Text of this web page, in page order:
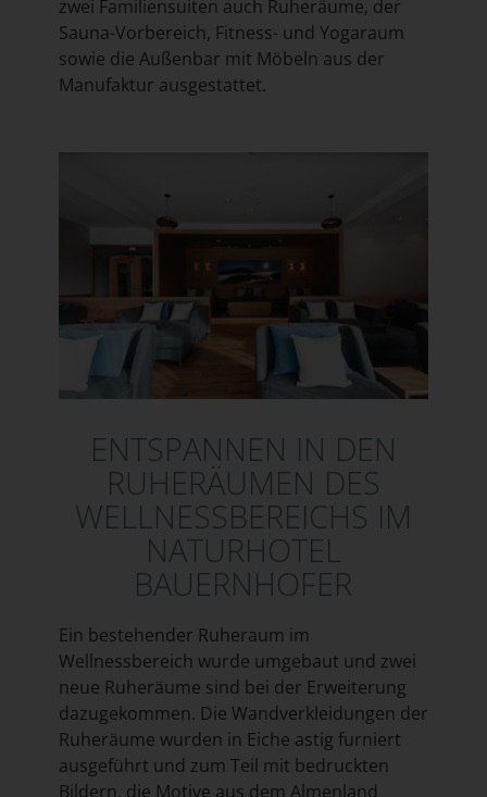
zwei Familiensuiten auch Ruheräume, der
Sauna-Vorbereich, Fitness- und Yogaraum
sowie die Außenbar mit Möbeln aus der
Manufaktur ausgestattet.
ENTSPANNEN IN DEN
RUHERÄUMEN DES
WELLNESSBEREICHS IM
NATURHOTEL
BAUERNHOFER
Ein bestehender Ruheraum im
Wellnessbereich wurde umgebaut und zwei
neue Ruheräume sind bei der Erweiterung
dazugekommen. Die Wandverkleidungen der
Ruheräume wurden in Eiche astig furniert
ausgeführt und zum Teil mit bedruckten
Bildern, die Motive aus dem Almenland